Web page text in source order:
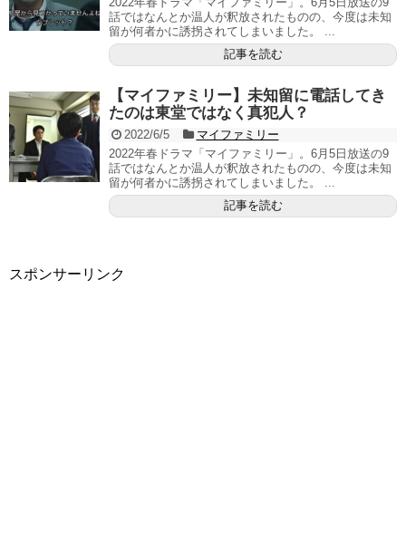
話ではなんとか温人が釈放されたものの、今度は未知
留が何者かに誘拐されてしまいました。 ...
記事を読む
【マイファミリー】未知留に電話してき
たのは東堂ではなく真犯人？
2022/6/5
マイファミリー
2022年春ドラマ「マイファミリー」。6月5日放送の9
話ではなんとか温人が釈放されたものの、今度は未知
留が何者かに誘拐されてしまいました。 ...
記事を読む
スポンサーリンク